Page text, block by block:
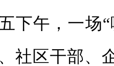
下午，一场
社区干部、